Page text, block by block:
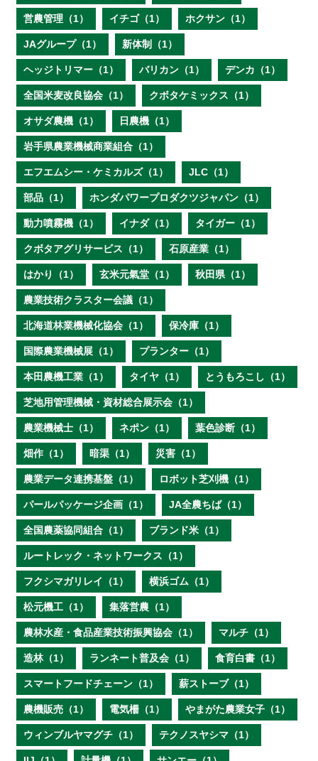
営農管理（1） イチゴ（1） ホクサン（1）
JAグループ（1） 新体制（1）
ヘッジトリマー（1） バリカン（1） デンカ（1）
全国米麦改良協会（1） クボタケミックス（1）
オサダ農機（1） 日農機（1）
岩手県農業機械商業組合（1）
エフエムシー・ケミカルズ（1） JLC（1）
部品（1） ホンダパワープロダクツジャパン（1）
動力噴霧機（1） イナダ（1） タイガー（1）
クボタアグリサービス（1） 石原産業（1）
はかり（1） 玄米元氣堂（1） 秋田県（1）
農業技術クラスター会議（1）
北海道林業機械化協会（1） 保冷庫（1）
国際農業機械展（1） プランター（1）
本田農機工業（1） タイヤ（1） とうもろこし（1）
芝地用管理機械・資材総合展示会（1）
農業機械士（1） ネポン（1） 葉色診断（1）
畑作（1） 暗渠（1） 災害（1）
農業データ連携基盤（1） ロボット芝刈機（1）
パールパッケージ企画（1） JA全農ちば（1）
全国農薬協同組合（1） ブランド米（1）
ルートレック・ネットワークス（1）
フクシマガリレイ（1） 横浜ゴム（1）
松元機工（1） 集落営農（1）
農林水産・食品産業技術振興協会（1） マルチ（1）
造林（1） ランネート普及会（1） 食育白書（1）
スマートフードチェーン（1） 薪ストーブ（1）
農機販売（1） 電気柵（1） やまがた農業女子（1）
ウィンブルヤマグチ（1） テクノスヤシマ（1）